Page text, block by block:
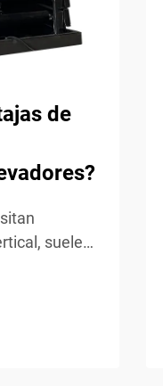
de
suelen